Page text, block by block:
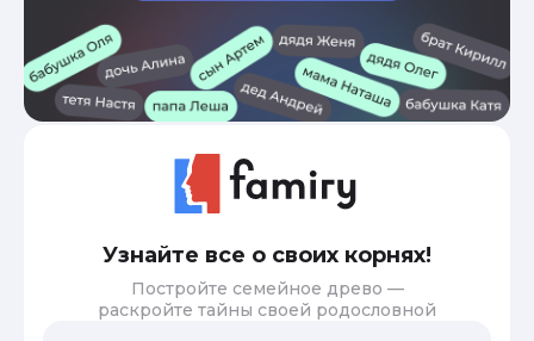
Узнайте все о своих корнях!
Постройте семейное древо —
раскройте тайны своей родословной